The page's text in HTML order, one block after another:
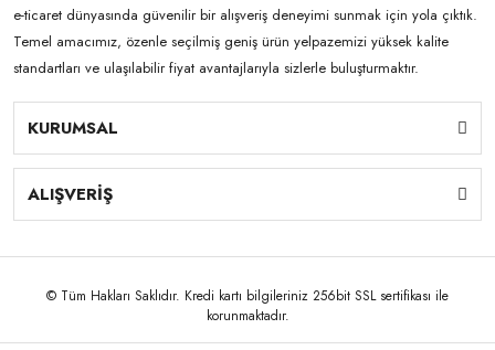
e-ticaret dünyasında güvenilir bir alışveriş deneyimi sunmak için yola çıktık.
Temel amacımız, özenle seçilmiş geniş ürün yelpazemizi yüksek kalite
standartları ve ulaşılabilir fiyat avantajlarıyla sizlerle buluşturmaktır.
KURUMSAL
ALIŞVERİŞ
© Tüm Hakları Saklıdır. Kredi kartı bilgileriniz 256bit SSL sertifikası ile
korunmaktadır.